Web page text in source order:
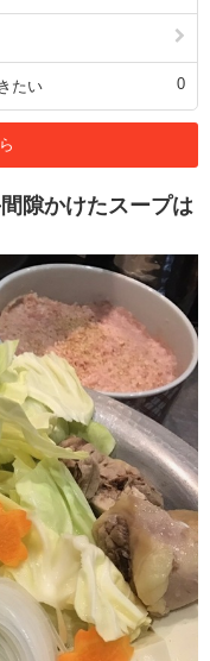
たい 0
隙かけたスープは